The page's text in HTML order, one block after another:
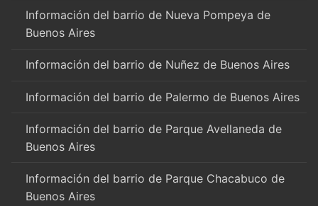
Información del barrio de Nueva Pompeya de
Buenos Aires
Información del barrio de Nuñez de Buenos Aires
Información del barrio de Palermo de Buenos Aires
Información del barrio de Parque Avellaneda de
Buenos Aires
Información del barrio de Parque Chacabuco de
Buenos Aires